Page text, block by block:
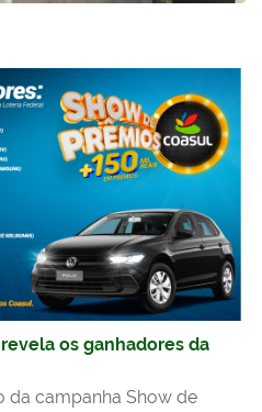
os ganhadores da
da campanha Show de